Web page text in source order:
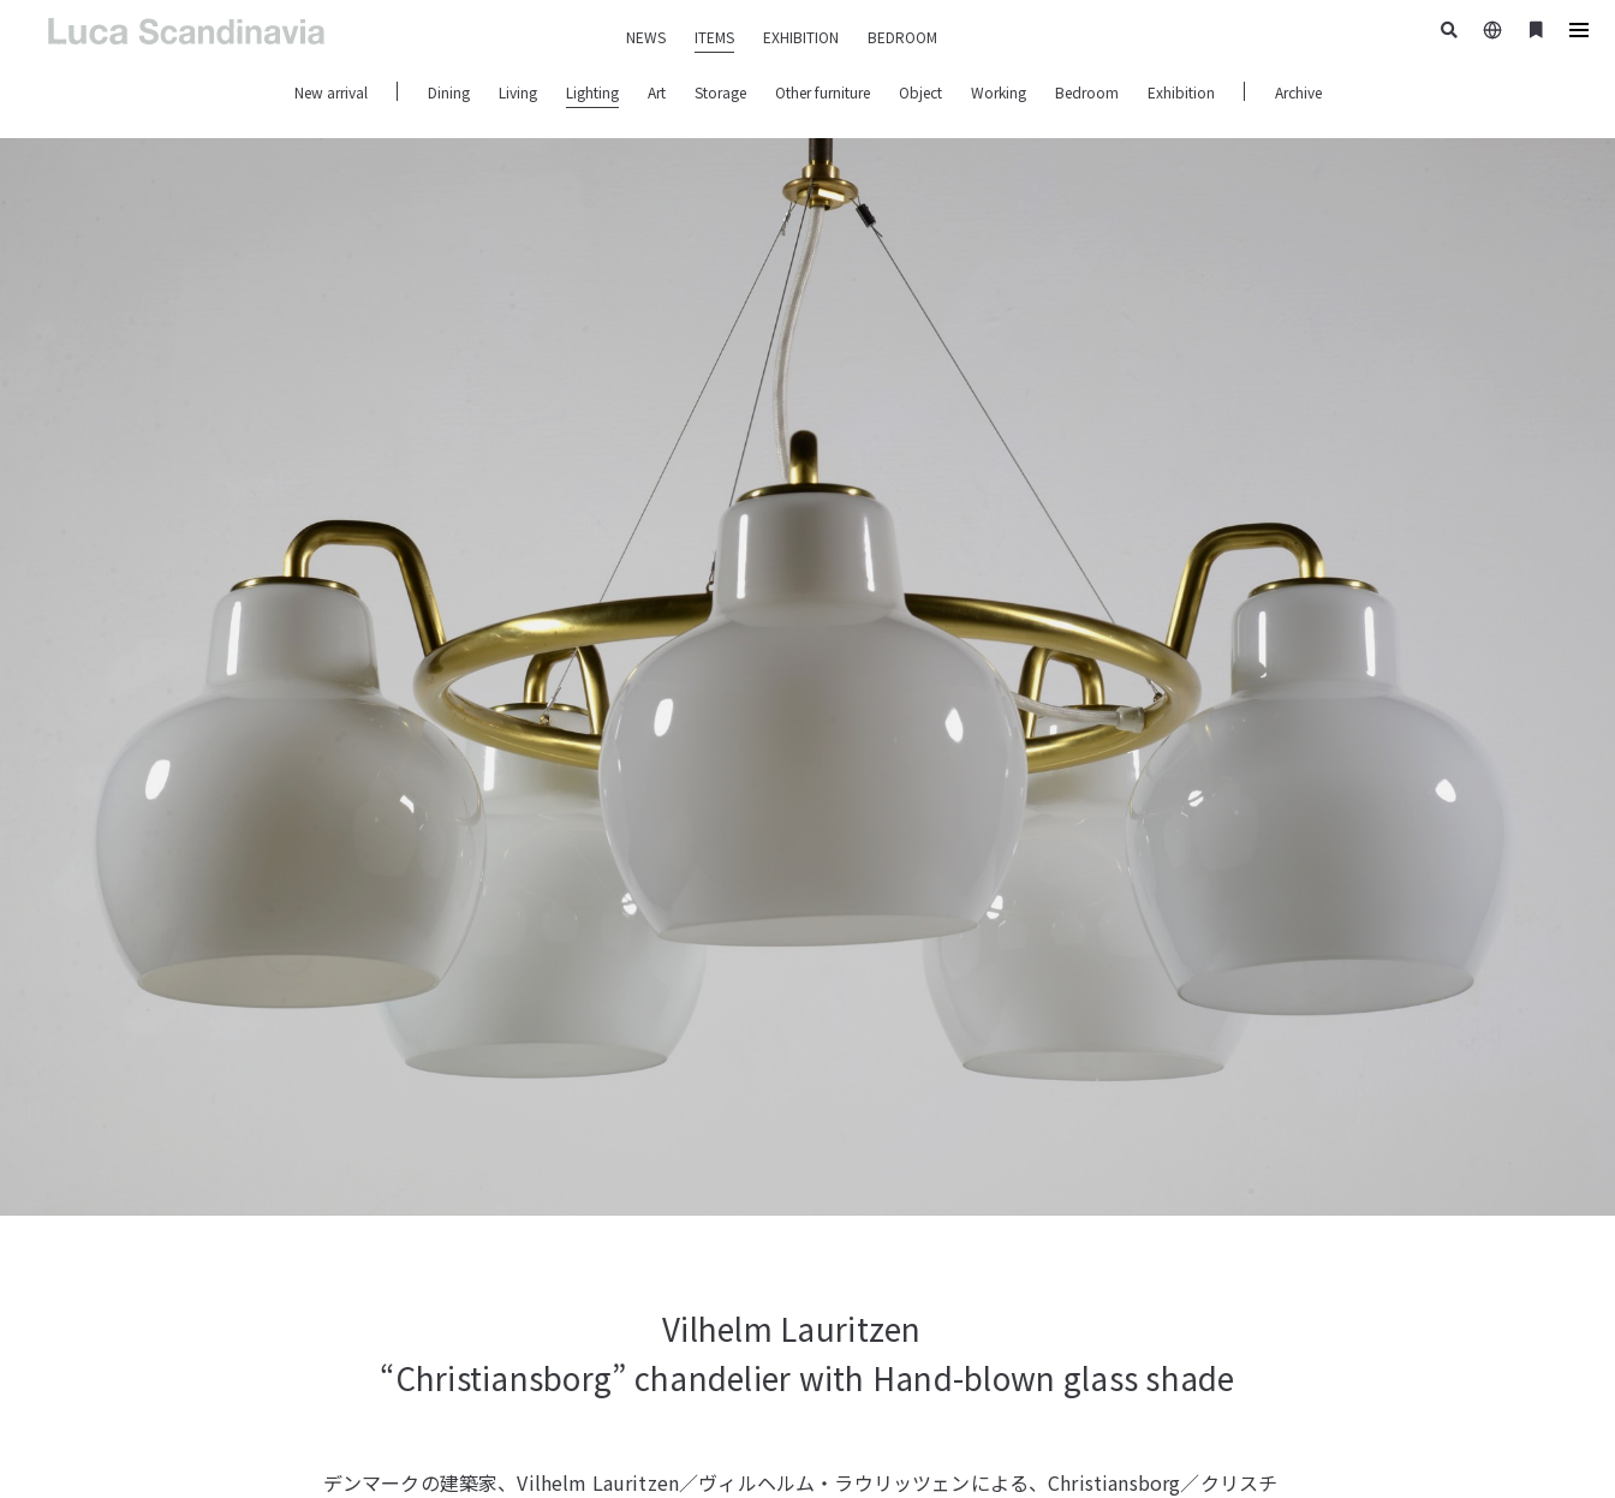
NEWS ITEMS EXHIBITION BEDROOM
日
ブ
New arrival Dining Living Lighting Art Storage Other furniture Object Working Bedroom Exhibition Archive
Vilhelm Lauritzen
“Christiansborg” chandelier with Hand-blown glass shade
デンマークの建築家、Vilhelm Lauritzen／ヴィルヘルム・ラウリッツェンによる、Christiansborg／クリスチ